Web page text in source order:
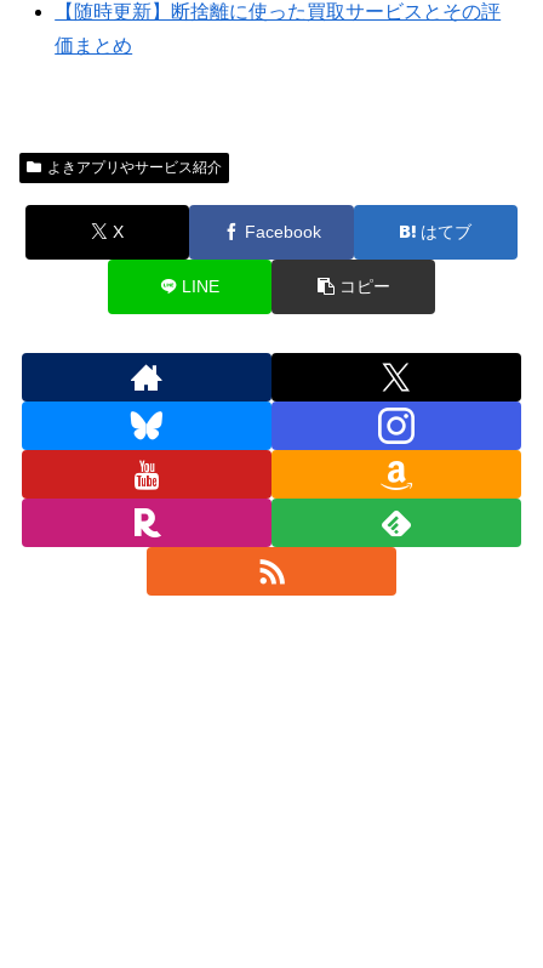
【随時更新】断捨離に使った買取サービスとその評
価まとめ
よきアプリやサービス紹介
X Facebook はてブ
LINE コピー